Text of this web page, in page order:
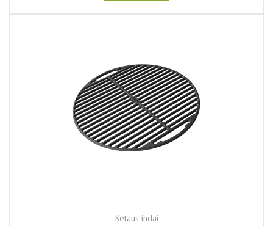
Ketaus indai